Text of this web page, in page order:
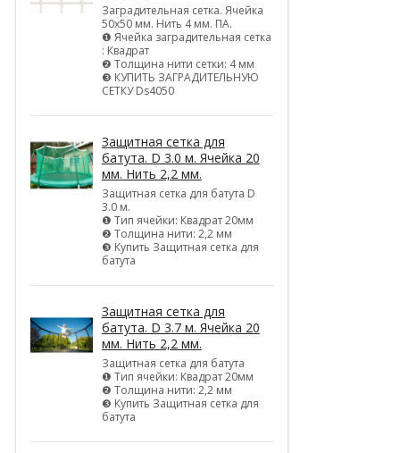
Заградительная сетка. Ячейка
50х50 мм. Нить 4 мм. ПА.
❶ Ячейка заградительная сетка
: Квадрат
❷ Толщина нити сетки: 4 мм
❸ КУПИТЬ ЗАГРАДИТЕЛЬНУЮ
СЕТКУ Ds4050
Защитная сетка для
батута. D 3.0 м. Ячейка 20
мм. Нить 2,2 мм.
Защитная сетка для батута D
3.0 м.
❶ Тип ячейки: Квадрат 20мм
❷ Толщина нити: 2,2 мм
❸ Купить Защитная сетка для
батута
Защитная сетка для
батута. D 3.7 м. Ячейка 20
мм. Нить 2,2 мм.
Защитная сетка для батута
❶ Тип ячейки: Квадрат 20мм
❷ Толщина нити: 2,2 мм
❸ Купить Защитная сетка для
батута